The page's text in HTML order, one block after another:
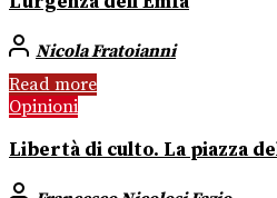
Nicola Fratoianni
Read more
Opinioni
Libertà di culto. La piazza